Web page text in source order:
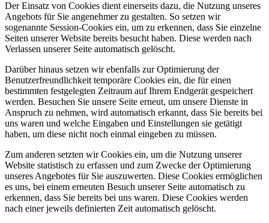
Der Einsatz von Cookies dient einerseits dazu, die Nutzung unseres
Angebots für Sie angenehmer zu gestalten. So setzen wir
sogenannte Session-Cookies ein, um zu erkennen, dass Sie einzelne
Seiten unserer Website bereits besucht haben. Diese werden nach
Verlassen unserer Seite automatisch gelöscht.
Darüber hinaus setzen wir ebenfalls zur Optimierung der
Benutzerfreundlichkeit temporäre Cookies ein, die für einen
bestimmten festgelegten Zeitraum auf Ihrem Endgerät gespeichert
werden. Besuchen Sie unsere Seite erneut, um unsere Dienste in
Anspruch zu nehmen, wird automatisch erkannt, dass Sie bereits bei
uns waren und welche Eingaben und Einstellungen sie getätigt
haben, um diese nicht noch einmal eingeben zu müssen.
Zum anderen setzten wir Cookies ein, um die Nutzung unserer
Website statistisch zu erfassen und zum Zwecke der Optimierung
unseres Angebotes für Sie auszuwerten. Diese Cookies ermöglichen
es uns, bei einem erneuten Besuch unserer Seite automatisch zu
erkennen, dass Sie bereits bei uns waren. Diese Cookies werden
nach einer jeweils definierten Zeit automatisch gelöscht.